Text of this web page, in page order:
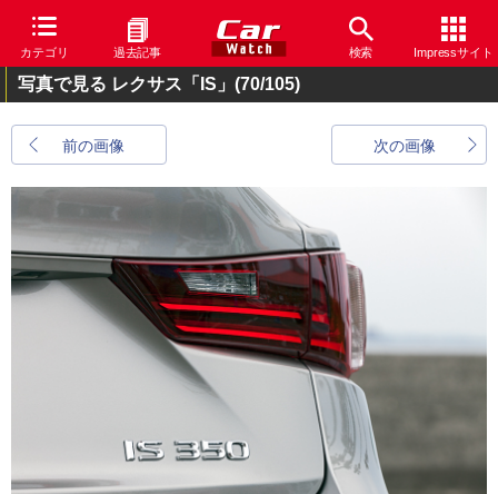
カテゴリ 過去記事 検索 Impressサイト
写真で見る レクサス「IS」 (70/105)
前の画像 次の画像